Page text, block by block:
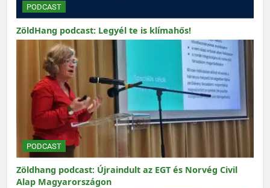
PODCAST
ZöldHang podcast: Legyél te is klímahős!
PODCAST
Zöldhang podcast: Újraindult az EGT és Norvég Civil
Alap Magyarországon